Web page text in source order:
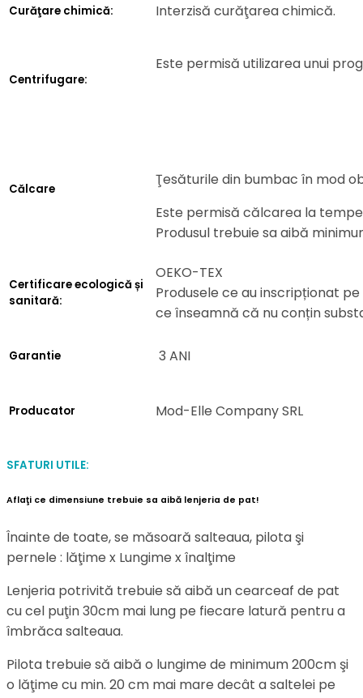
Curăţare chimică: Interzisă curăţarea chimică.
Centrifugare:
Este permisă utilizarea unui
Călcare
Ţesăturile din bumbac în mod
Este permisă călcarea la
Produsul trebuie sa aibă
Certificare ecologică și
sanitară:
OEKO-TEX
Produsele ce au inscripționat
ce înseamnă că nu conțin
Garantie 3 ANI
Producator Mod-Elle Company SRL
SFATURI UTILE:
Aflaţi ce dimensiune trebuie sa aibă lenjeria de pat!
Înainte de toate, se măsoară salteaua, pilota şi
pernele : lăţime x Lungime x înalţime
Lenjeria potrivită trebuie să aibă un cearceaf de pat
cu cel puţin 30cm mai lung pe fiecare latură pentru a
îmbrăca salteaua.
Pilota trebuie să aibă o lungime de minimum 200cm şi
o lăţime cu min. 20 cm mai mare decât a saltelei pe